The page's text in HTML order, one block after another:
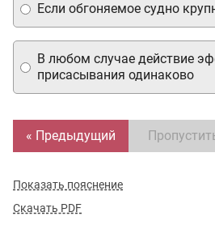
Если обгоняемое судно
В любом случае действие
присасывания одинаково
« Предыдущий
Показать пояснение
Скачать PDF